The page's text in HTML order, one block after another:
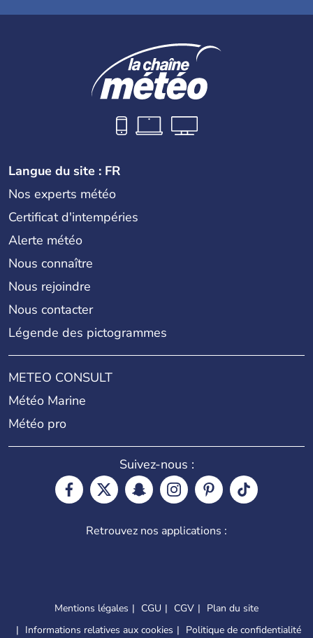
Langue du site : FR
Nos experts météo
Certificat d'intempéries
Alerte météo
Nous connaître
Nous rejoindre
Nous contacter
Légende des pictogrammes
METEO CONSULT
Météo Marine
Météo pro
Suivez-nous :
Retrouvez nos applications :
Mentions légales CGU CGV
Plan du site
Informations relatives aux cookies
Politique de confidentialité